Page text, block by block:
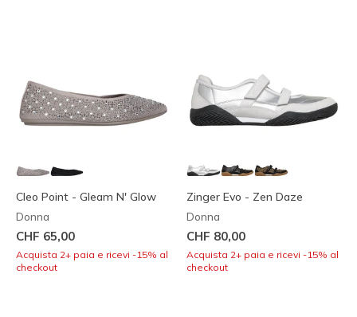
Cleo Point - Gleam N' Glow
Donna
CHF 65,00
Acquista 2+ paia e ricevi -15% al
checkout
Zinger Evo - Zen Daze
Donna
CHF 80,00
Acquista 2+ paia e ricevi -15% al
checkout